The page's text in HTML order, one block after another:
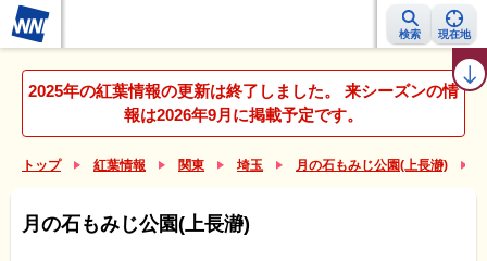
検索 現在地
紅葉レーダー 紅葉ニュース 京都 見頃カレンダー 名所ランキング
2025年の紅葉情報の更新は終了しました。 来シーズンの情
報は2026年9月に掲載予定です。
トップ 紅葉情報 関東 埼玉 月の石もみじ公園(上長瀞)
月の石もみじ公園(上長瀞)